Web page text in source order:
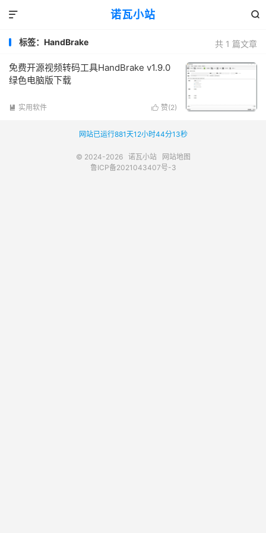
诺瓦小站 

共 1 篇文章
标签：HandBrake
免费开源视频转码工具HandBrake v1.9.0
绿色电脑版下载
 赞(2)
 实用软件
网站已运行881天12小时44分14秒
© 2024-2026 诺瓦小站
网站地图
鲁ICP备2021043407号-3